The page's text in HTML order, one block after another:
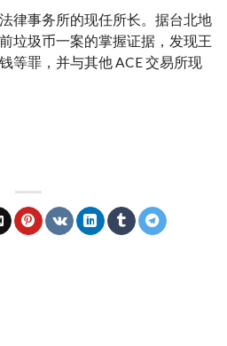
律事务所的现任所长。据台北地
垃圾币一案的掌握证据，发现王
等罪，并与其他 ACE 交易所现